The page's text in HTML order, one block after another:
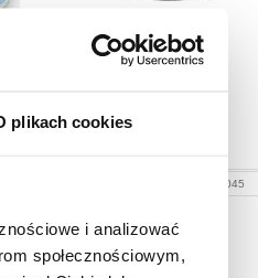
plikach cookies
i analizować
społecznościowym,
3012045